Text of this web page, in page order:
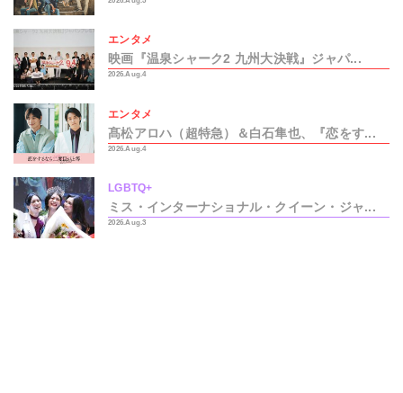
エンタメ
映画『温泉シャーク2 九州大決戦』ジャパ...
2026.Aug.4
エンタメ
髙松アロハ（超特急）＆白石隼也、『恋をす...
2026.Aug.4
LGBTQ+
ミス・インターナショナル・クイーン・ジャ...
2026.Aug.3